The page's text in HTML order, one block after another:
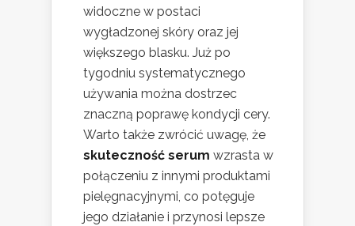
widoczne w postaci
wygładzonej skóry oraz jej
większego blasku. Już po
tygodniu systematycznego
używania można dostrzec
znaczną poprawę kondycji cery.
Warto także zwrócić uwagę, że
skuteczność serum wzrasta w
połączeniu z innymi produktami
pielęgnacyjnymi, co potęguje
jego działanie i przynosi lepsze